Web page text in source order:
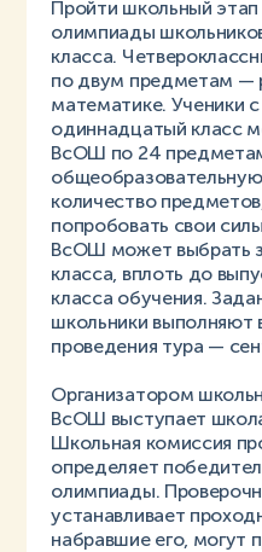
Пройти школьный этап
олимпиады
класса.
по двум предметам —
математике. Ученики с
одиннадцатый класс
ВсОШ по 24
количество
попробовать свои
ВсОШ может выбрать
класса, вплоть до
класса обучения.
школьники
проведения тура —
Организатором
ВсОШ выступает
Школьная комиссия
определяет
олимпиады.
устанавливает
набравшие его, могут